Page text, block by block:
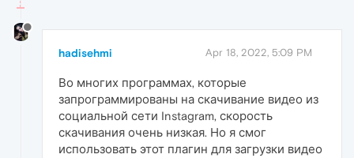
hadisehmi Apr 18, 2022, 5:09 PM
Во многих программах, которые
запрограммированы на скачивание видео из
социальной сети Instagram, скорость
скачивания очень низкая. Но я смог
использовать этот плагин для загрузки видео